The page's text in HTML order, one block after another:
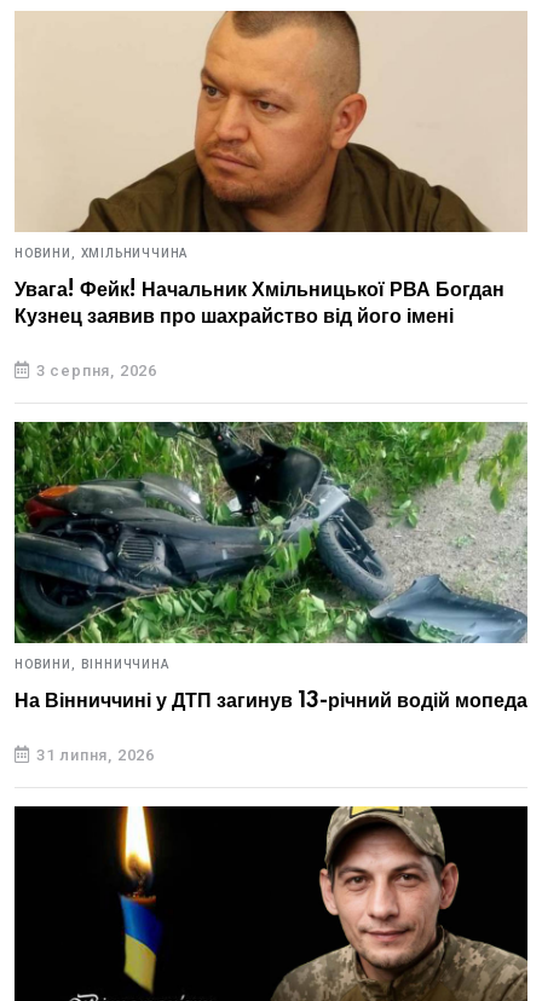
НОВИНИ, ХМІЛЬНИЧЧИНА
Увага! Фейк! Начальник Хмільницької РВА Богдан
Кузнец заявив про шахрайство від його імені
3 серпня, 2026
НОВИНИ, ВІННИЧЧИНА
На Вінниччині у ДТП загинув 13-річний водій мопеда
31 липня, 2026